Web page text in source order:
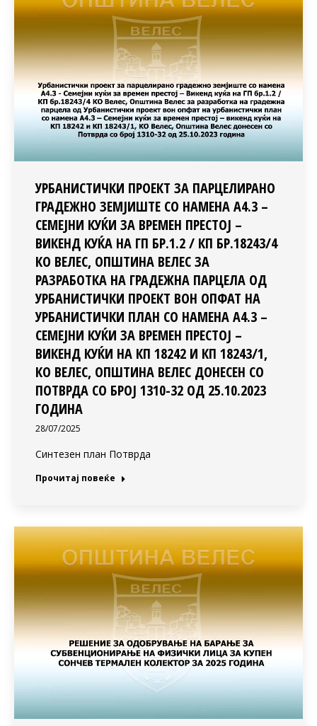
УРБАНИСТИЧКИ ПРОЕКТ ЗА ПАРЦЕЛИРАНО
ГРАДЕЖНО ЗЕМЈИШТЕ СО НАМЕНА А4.3 –
СЕМЕЈНИ КУЌИ ЗА ВРЕМЕН ПРЕСТОЈ –
ВИКЕНД КУЌА НА ГП БР.1.2 / КП БР.18243/4
КО ВЕЛЕС, ОПШТИНА ВЕЛЕС ЗА
РАЗРАБОТКА НА ГРАДЕЖНА ПАРЦЕЛА ОД
УРБАНИСТИЧКИ ПРОЕКТ ВОН ОПФАТ НА
УРБАНИСТИЧКИ ПЛАН СО НАМЕНА А4.3 –
СЕМЕЈНИ КУЌИ ЗА ВРЕМЕН ПРЕСТОЈ –
ВИКЕНД КУЌИ НА КП 18242 И КП 18243/1,
КО ВЕЛЕС, ОПШТИНА ВЕЛЕС ДОНЕСЕН СО
ПОТВРДА СО БРОЈ 1310-32 ОД 25.10.2023
ГОДИНА
28/07/2025
Синтезен план Потврда
Прочитај повеќе